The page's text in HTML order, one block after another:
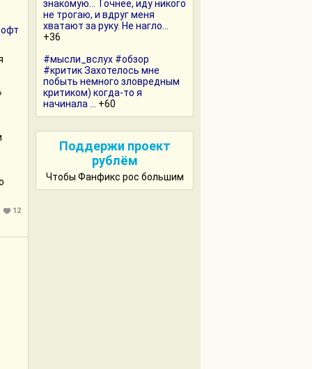
12
знакомую… Точнее, иду никого
не трогаю, и вдруг меня
хватают за руку. Не нагло...
+36
#мысли_вслух #обзор
#критик Захотелось мне
побыть немного зловредным
критиком) когда-то я
начинала ...
+60
Поддержи проект
рублём
Чтобы Фанфикс рос большим